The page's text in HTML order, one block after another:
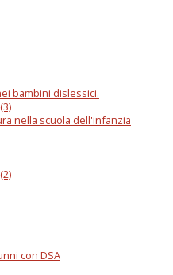
bambini dislessici.
nella scuola dell'infanzia
con DSA